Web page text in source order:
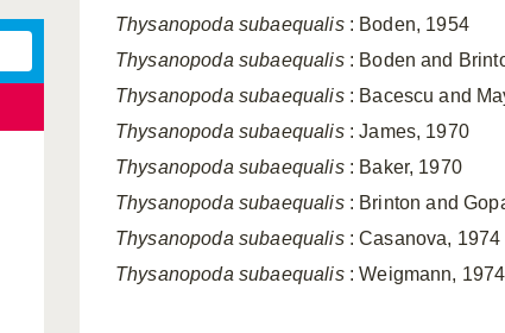
Thysanopoda subaequalis : Boden, 1954
Thysanopoda subaequalis: Boden and
Thysanopoda subaequalis: Bacescu and
Thysanopoda subaequalis: James, 1970
Thysanopoda subaequalis: Baker, 1970
Thysanopoda subaequalis: Brinton and
Thysanopoda subaequalis: Casanova, 1974
Thysanopoda subaequalis: Weigmann,